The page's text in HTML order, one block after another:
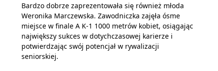
Bardzo dobrze zaprezentowała się również młoda
Weronika Marczewska. Zawodniczka zajęła ósme
miejsce w finale A K-1 1000 metrów kobiet, osiągając
największy sukces w dotychczasowej karierze i
potwierdzając swój potencjał w rywalizacji
seniorskiej.